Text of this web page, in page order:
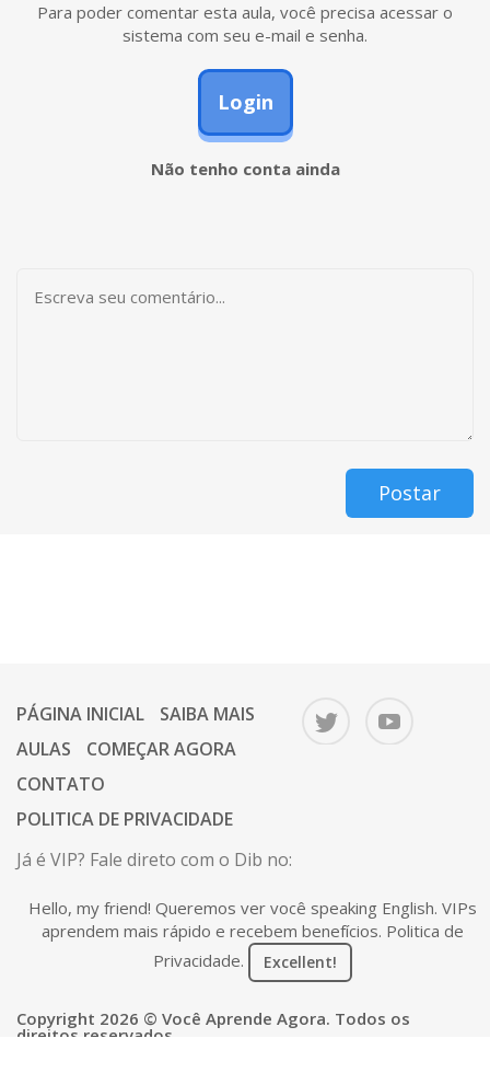
Para poder comentar esta aula, você precisa acessar o
sistema com seu e-mail e senha.
Login
Não tenho conta ainda
Postar
PÁGINA INICIAL
SAIBA MAIS
AULAS
COMEÇAR AGORA
CONTATO
POLITICA DE PRIVACIDADE
Já é VIP? Fale direto com o Dib no:
Ou mande um e-mail para o Dib:
contato@voceaprendeagora.com
Copyright 2026 © Você Aprende Agora. Todos os
direitos reservados.
Hello, my friend! Queremos ver você speaking English. VIPs
aprendem mais rápido e recebem benefícios. Politica de
Privacidade. Excellent!